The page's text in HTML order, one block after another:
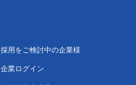
採用をご検討中の企業様
企業ログイン